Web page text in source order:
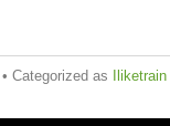
Categorized as Iliketrain